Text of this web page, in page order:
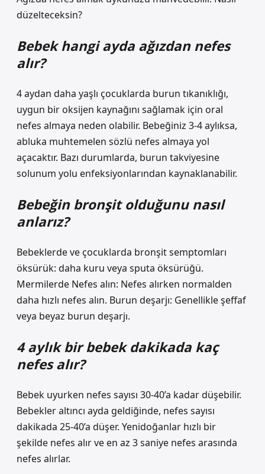
düzelteceksin?
Bebek hangi ayda ağızdan nefes
alır?
4 aydan daha yaşlı çocuklarda burun tıkanıklığı,
uygun bir oksijen kaynağını sağlamak için oral
nefes almaya neden olabilir. Bebeğiniz 3-4 aylıksa,
abluka muhtemelen sözlü nefes almaya yol
açacaktır. Bazı durumlarda, burun takviyesine
solunum yolu enfeksiyonlarından kaynaklanabilir.
Bebeğin bronşit olduğunu nasıl
anlarız?
Bebeklerde ve çocuklarda bronşit semptomları
öksürük: daha kuru veya sputa öksürüğü.
Mermilerde Nefes alın: Nefes alırken normalden
daha hızlı nefes alın. Burun deşarjı: Genellikle şeffaf
veya beyaz burun deşarjı.
4 aylık bir bebek dakikada kaç
nefes alır?
Bebek uyurken nefes sayısı 30-40’a kadar düşebilir.
Bebekler altıncı ayda geldiğinde, nefes sayısı
dakikada 25-40’a düşer. Yenidoğanlar hızlı bir
şekilde nefes alır ve en az 3 saniye nefes arasında
nefes alırlar.